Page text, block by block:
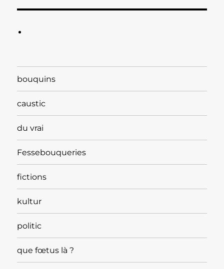
bouquins
caustic
du vrai
Fessebouqueries
fictions
kultur
politic
que fœtus là ?